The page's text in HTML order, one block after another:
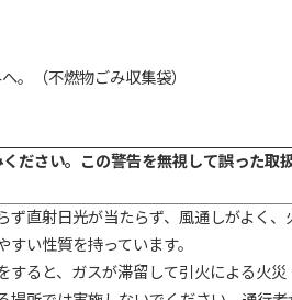
。（不燃物ごみ収集袋）
ださい。この警告を無視して誤った
ず直射日光が当たらず、風通しがよく
すい性質を持っています。
すると、ガスが滞留して引火による火災